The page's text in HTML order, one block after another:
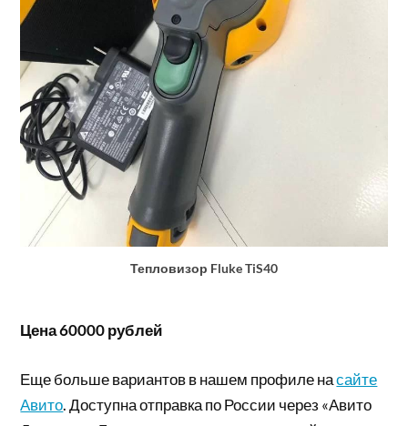
Тепловизор Fluke TiS40
Цена 60000 рублей
Еще больше вариантов в нашем профиле насайте
Авито. Доступна отправка по России через «Авито